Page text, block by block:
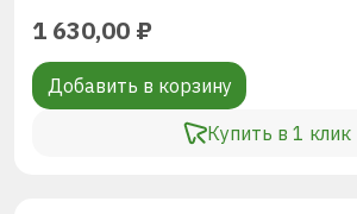
1 630,00 ₽
Добавить в корзину
Купить в 1 клик